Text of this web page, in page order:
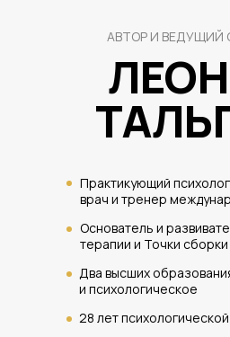
Практикующий
врач и тренер
АВТОР И ВЕДУЩИЙ
Основатель и
терапии и Точки сборки
Два высших
и психологическое
28 лет